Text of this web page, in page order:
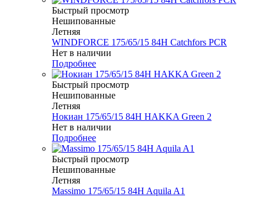
Быстрый просмотр
Нешипованные
Летняя
WINDFORCE 175/65/15 84H Catchfors PCR
Нет в наличии
Подробнее
Быстрый просмотр
Нешипованные
Летняя
Нокиан 175/65/15 84H HAKKA Green 2
Нет в наличии
Подробнее
Быстрый просмотр
Нешипованные
Летняя
Massimo 175/65/15 84H Aquila A1